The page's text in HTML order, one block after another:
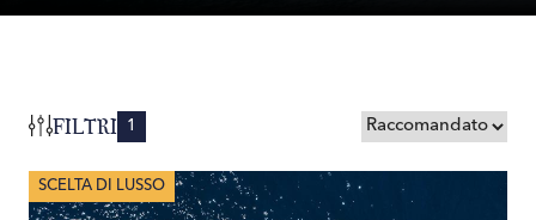
FILTRI 1
SCELTA DI LUSSO